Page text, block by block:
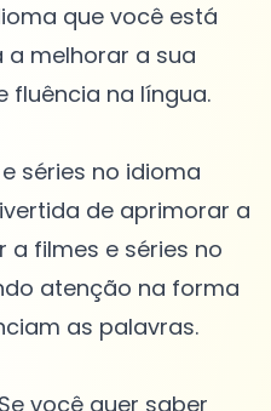
que você está
a melhorar a sua
fluência na língua.
séries no idioma
de aprimorar a
a filmes e séries no
atenção na forma
as palavras.
você quer saber